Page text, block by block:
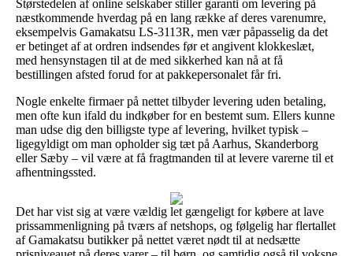
Størstedelen af online selskaber stiller garanti om levering på
næstkommende hverdag på en lang række af deres varenumre,
eksempelvis Gamakatsu LS-3113R, men vær påpasselig da det
er betinget af at ordren indsendes før et angivent klokkeslæt,
med hensynstagen til at de med sikkerhed kan nå at få
bestillingen afsted forud for at pakkepersonalet får fri.
Nogle enkelte firmaer på nettet tilbyder levering uden betaling,
men ofte kun ifald du indkøber for en bestemt sum. Ellers kunne
man udse dig den billigste type af levering, hvilket typisk –
ligegyldigt om man opholder sig tæt på Aarhus, Skanderborg
eller Sæby – vil være at få fragtmanden til at levere varerne til et
afhentningssted.
Det har vist sig at være vældig let gængeligt for købere at lave
prissammenligning på tværs af netshops, og følgelig har flertallet
af Gamakatsu butikker på nettet været nødt til at nedsætte